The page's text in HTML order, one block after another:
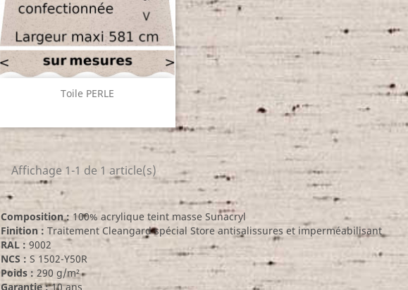
Toile PERLE
Aperçu rapide
Affichage 1-1 de 1 article(s)
Composition : 100% acrylique teint masse Sunacryl
Finition : Traitement Cleangard spécial Store antisalissures et imperméabilisant
RAL : 9002
NCS : S 1502-Y50R
Poids : 290 g/m²
Garantie :10 ans